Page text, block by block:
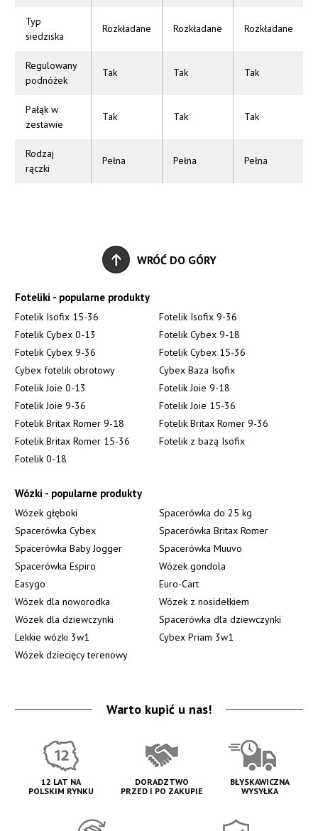
Typ
siedziska
Rozkładane Rozkładane Rozkładane
Regulowany
podnóżek
Tak Tak Tak
Pałąk w
zestawie
Tak Tak Tak
Rodzaj
rączki
Pełna Pełna Pełna
WRÓĆ DO GÓRY
Foteliki - popularne produkty
Fotelik Isofix 15-36
Fotelik Isofix 9-36
Fotelik Cybex 0-13
Fotelik Cybex 9-18
Fotelik Cybex 9-36
Fotelik Cybex 15-36
Cybex fotelik obrotowy
Cybex Baza Isofix
Fotelik Joie 0-13
Fotelik Joie 9-18
Fotelik Joie 9-36
Fotelik Joie 15-36
Fotelik Britax Romer 9-18
Fotelik Britax Romer 9-36
Fotelik Britax Romer 15-36
Fotelik z bazą Isofix
Fotelik 0-18
Wózki - popularne produkty
Wózek głęboki
Spacerówka do 25 kg
Spacerówka Cybex
Spacerówka Britax Romer
Spacerówka Baby Jogger
Spacerówka Muuvo
Spacerówka Espiro
Wózek gondola
Easygo
Euro-Cart
Wózek dla noworodka
Wózek z nosidełkiem
Wózek dla dziewczynki
Spacerówka dla dziewczynki
Lekkie wózki 3w1
Cybex Priam 3w1
Wózek dziecięcy terenowy
Warto kupić u nas!
12 LAT NA
POLSKIM RYNKU
DORADZTWO
PRZED I PO ZAKUPIE
BŁYSKAWICZNA
WYSYŁKA